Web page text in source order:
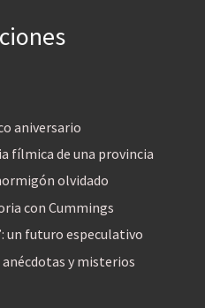
aniversario
fílmica de una provincia
olvidado
con Cummings
un futuro especulativo
anécdotas y misterios